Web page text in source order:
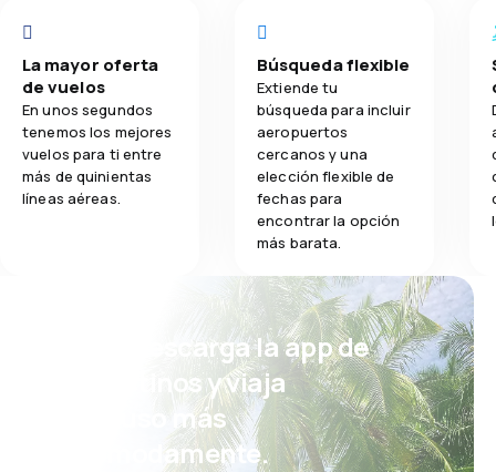
La mayor oferta
de vuelos
En unos segundos
tenemos los mejores
vuelos para ti entre
más de quinientas
líneas aéreas.
Búsqueda flexible
Extiende tu
búsqueda para incluir
aeropuertos
cercanos y una
elección flexible de
fechas para
encontrar la opción
más barata.
¡Eh! Descarga la app de
eDestinos y viaja
incluso más
cómodamente.